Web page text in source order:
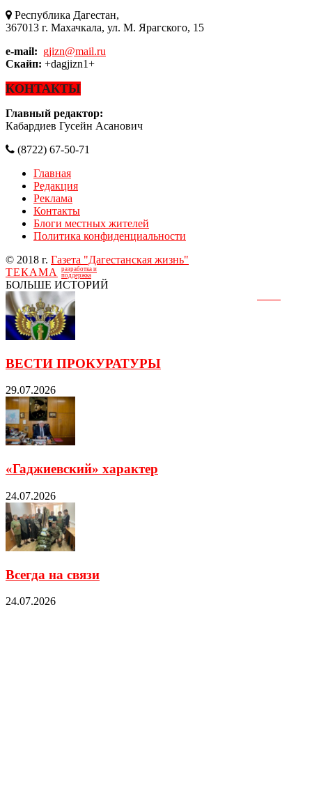
Республика Дагестан,
367013 г. Махачкала, ул. М. Ярагского, 15
e-mail: gjizn@mail.ru
Скайп: +dagjizn1+
КОНТАКТЫ
Главный редактор:
Кабардиев Гусейн Асанович
(8722) 67-50-71
Главная
Редакция
Реклама
Контакты
Блоги местных жителей
Политика конфиденциальности
© 2018 г. Газета "Дагестанская жизнь"
ТЕКАМА
разработка и
поддержка
БОЛЬШЕ ИСТОРИЙ
ВЕСТИ ПРОКУРАТУРЫ
29.07.2026
«Гаджиевский» характер
24.07.2026
Всегда на связи
24.07.2026